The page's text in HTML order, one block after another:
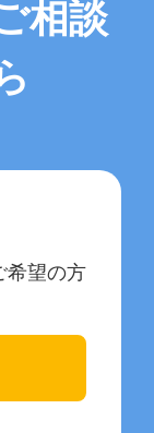
相談
希望の方